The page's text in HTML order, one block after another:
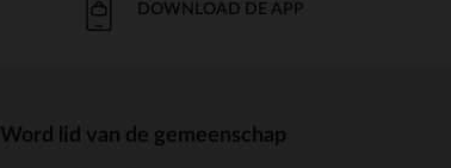
DOWNLOAD DE APP
Word lid van de gemeenschap